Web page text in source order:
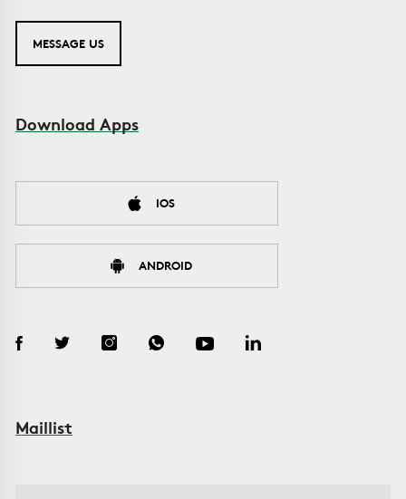
MESSAGE US
Download Apps
IOS
ANDROID
Maillist